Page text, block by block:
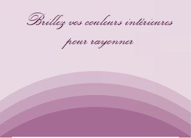
Brillez vos couleurs intérieures
pour rayonner